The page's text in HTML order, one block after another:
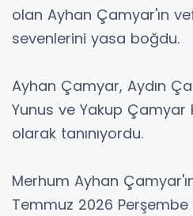
olan Ayhan Çamyar'ın
sevenlerini yasa boğdu.
Ayhan Çamyar, Aydın
Yunus ve Yakup Çamyar
olarak tanınıyordu.
Merhum Ayhan
Temmuz 2026 Perşembe